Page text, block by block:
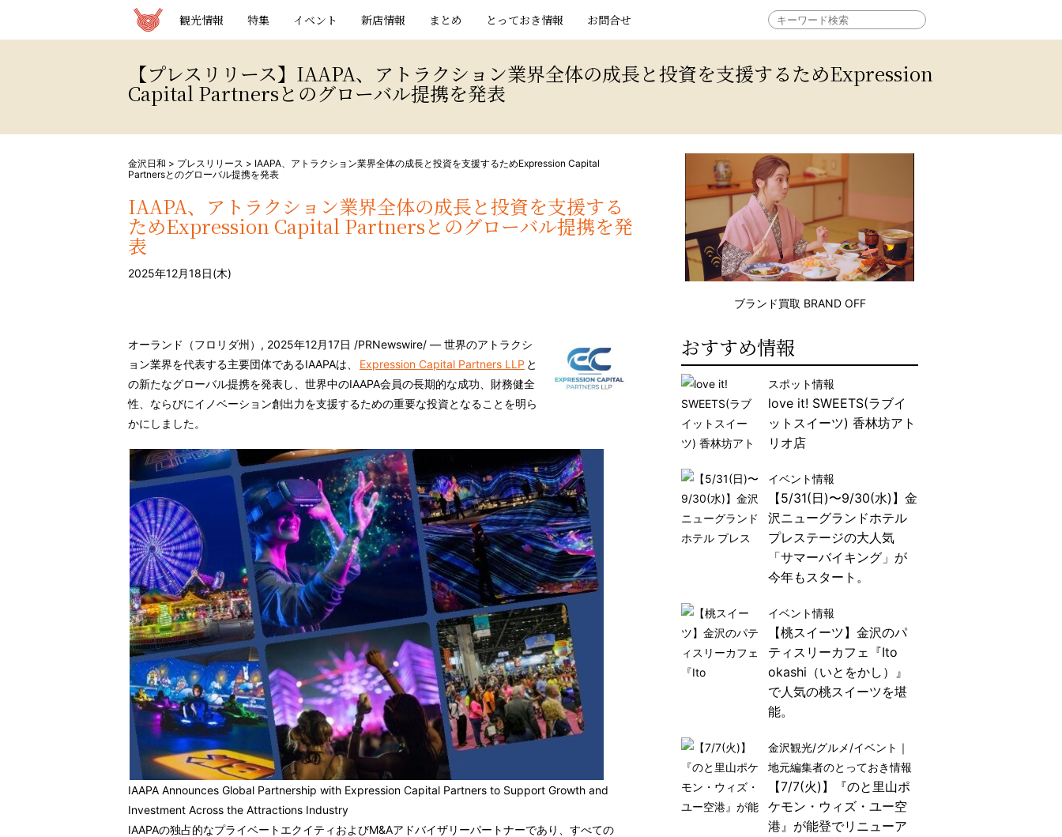
観光情報 特集 イベント 新店情報 まとめ とっておき情報 お問合せ
【プレスリリース】IAAPA、アトラクション業界全体の成長と投資を支援するためExpression
Capital Partnersとのグローバル提携を発表
金沢日和 > プレスリリース > IAAPA、アトラクション業界全体の成長と投資を支援するためExpression Capital
Partnersとのグローバル提携を発表
IAAPA、アトラクション業界全体の成長と投資を支援する
ためExpression Capital Partnersとのグローバル提携を発
表
2025年12月18日(木)
オーランド（フロリダ州） , 2025年12月17日 /PRNewswire/ — 世界のアトラクシ
ョン業界を代表する主要団体であるIAAPAは、
Expression Capital Partners LLP と
の新たなグローバル提携を発表し、世界中のIAAPA会員の長期的な成功、財務健全
性、ならびにイノベーション創出力を支援するための重要な投資となることを明ら
かにしました。
IAAPA Announces Global Partnership with Expression Capital Partners to Support Growth and
Investment Across the Attractions Industry
IAAPAの独占的なプライベートエクイティおよびM&Aアドバイザリーパートナーであり、すべての
ブランド買取 BRAND OFF
おすすめ情報
スポット情報
love it! SWEETS(ラブイ
ットスイーツ) 香林坊アト
リオ店
イベント情報
【5/31(日)〜9/30(水)】金
沢ニューグランドホテル
プレステージの大人気
「サマーバイキング」が
今年もスタート。
イベント情報
【桃スイーツ】金沢のパ
ティスリーカフェ『Ito
okashi（いとをかし）』
で人気の桃スイーツを堪
能。
金沢観光/グルメ/イベント｜
地元編集者のとっておき情報
【7/7(火)】『のと里山ポ
ケモン・ウィズ・ユー空
港』が能登でリニューア